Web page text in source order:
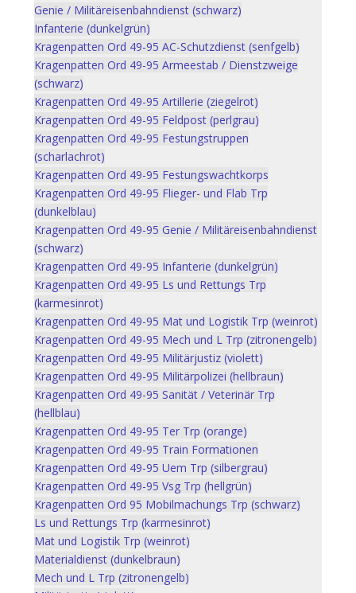
Genie / Militäreisenbahndienst (schwarz)
Infanterie (dunkelgrün)
Kragenpatten Ord 49-95 AC-Schutzdienst (senfgelb)
Kragenpatten Ord 49-95 Armeestab / Dienstzweige
(schwarz)
Kragenpatten Ord 49-95 Artillerie (ziegelrot)
Kragenpatten Ord 49-95 Feldpost (perlgrau)
Kragenpatten Ord 49-95 Festungstruppen
(scharlachrot)
Kragenpatten Ord 49-95 Festungswachtkorps
Kragenpatten Ord 49-95 Flieger- und Flab Trp
(dunkelblau)
Kragenpatten Ord 49-95 Genie / Militäreisenbahndienst
(schwarz)
Kragenpatten Ord 49-95 Infanterie (dunkelgrün)
Kragenpatten Ord 49-95 Ls und Rettungs Trp
(karmesinrot)
Kragenpatten Ord 49-95 Mat und Logistik Trp (weinrot)
Kragenpatten Ord 49-95 Mech und L Trp (zitronengelb)
Kragenpatten Ord 49-95 Militärjustiz (violett)
Kragenpatten Ord 49-95 Militärpolizei (hellbraun)
Kragenpatten Ord 49-95 Sanität / Veterinär Trp
(hellblau)
Kragenpatten Ord 49-95 Ter Trp (orange)
Kragenpatten Ord 49-95 Train Formationen
Kragenpatten Ord 49-95 Uem Trp (silbergrau)
Kragenpatten Ord 49-95 Vsg Trp (hellgrün)
Kragenpatten Ord 95 Mobilmachungs Trp (schwarz)
Ls und Rettungs Trp (karmesinrot)
Mat und Logistik Trp (weinrot)
Materialdienst (dunkelbraun)
Mech und L Trp (zitronengelb)